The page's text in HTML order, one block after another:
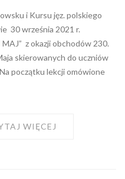
i Kursu jęz. polskiego
30 września 2021 r.
z okazji obchodów 230.
skierowanych do uczniów
początku lekcji omówione
WIĘCEJ